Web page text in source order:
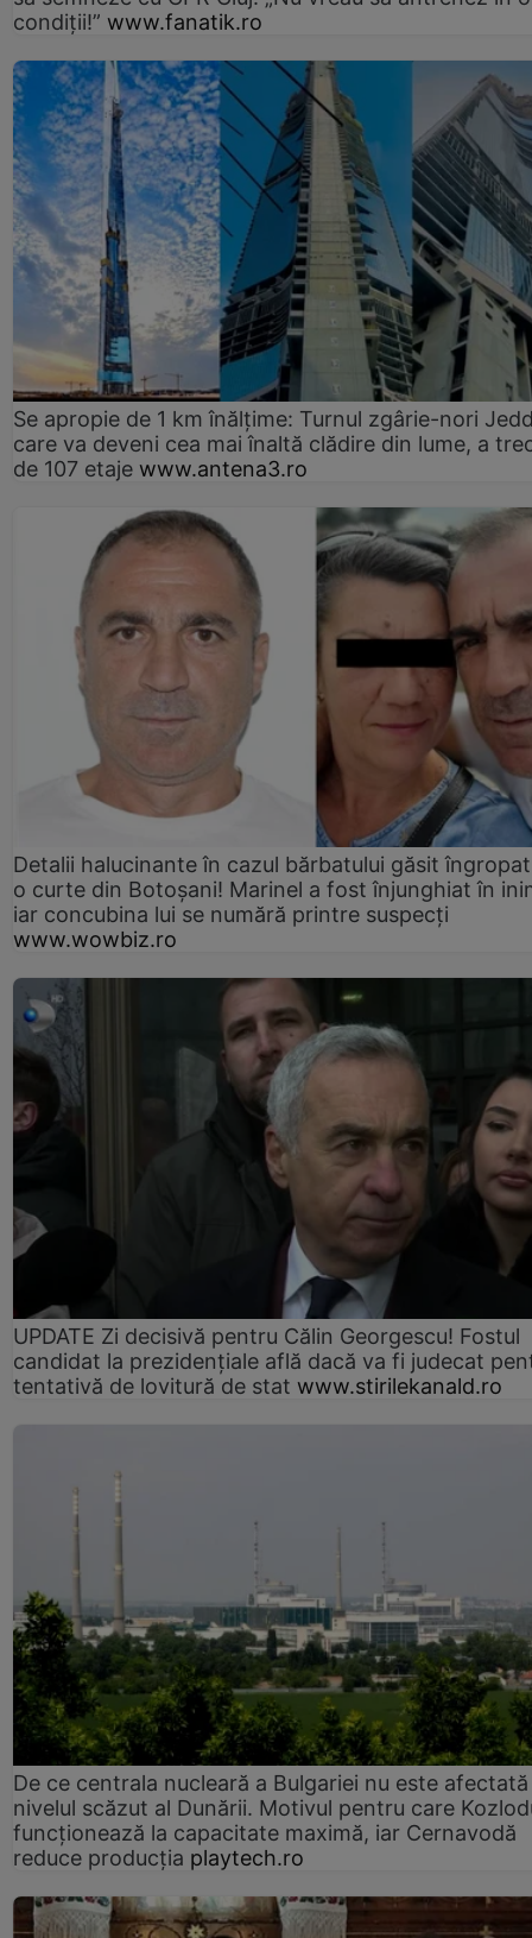
condiții!” www.fanatik.ro
Se apropie de 1 km înălțime: Turnul zgârie-nori
care va deveni cea mai înaltă clădire din lume, a
de 107 etaje www.antena3.ro
Detalii halucinante în cazul bărbatului găsit
o curte din Botoșani! Marinel a fost înjunghiat în
iar concubina lui se numără printre suspecți
www.wowbiz.ro
UPDATE Zi decisivă pentru Călin Georgescu! Fostul
candidat la prezidențiale află dacă va fi judecat
tentativă de lovitură de stat www.stirilekanald.ro
De ce centrala nucleară a Bulgariei nu este
nivelul scăzut al Dunării. Motivul pentru care
funcționează la capacitate maximă, iar Cernavodă
reduce producția playtech.ro